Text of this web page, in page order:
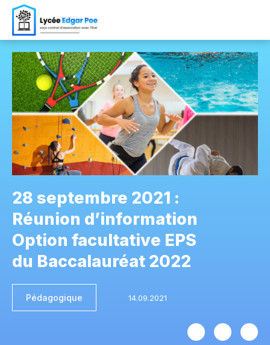
28 septembre 2021 :
Réunion d’information
Option facultative EPS
du Baccalauréat 2022
Pédagogique